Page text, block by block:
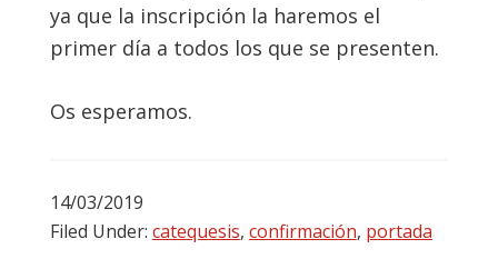
ya que la inscripción la haremos el
primer día a todos los que se presenten.
Os esperamos.
14/03/2019
Filed Under: catequesis, confirmación, portada